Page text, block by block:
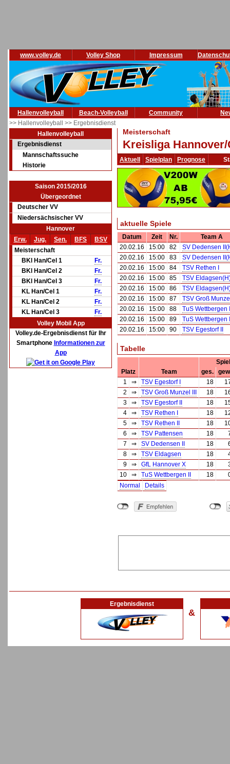
www.volley.de Volley Shop Impressum
Hallenvolleyball Beach-Volleyball Community
>> Hallenvolleyball >> Ergebnisdienst
Hallenvolleyball
Ergebnisdienst
Mannschaftssuche
Historie
Saison 2015/2016
Übergeordnet
Deutscher VV
Niedersächsischer VV
Hannover
Erw.
Jug. Sen. BFS
BSV
Meisterschaft
BKl Han/Cel 1
Fr.
BKl Han/Cel 2
Fr.
BKl Han/Cel 3
Fr.
KL Han/Cel 1
Fr.
KL Han/Cel 2
Fr.
KL Han/Cel 3
Fr.
Volley Mobil App
Volley.de-Ergebnisdienst für Ihr
Smartphone Informationen zur
App
Meisterschaft
Kreisliga Hannover/
Aktuell Spielplan Prognose
aktuelle Spiele
Datum Zeit Nr.
Team A
20.02.16
15:00 82
SV Dedensen
20.02.16
15:00 83
SV Dedensen
20.02.16
15:00 84
TSV Rethen I
20.02.16
15:00 85
TSV
20.02.16
15:00 86
TSV
20.02.16
15:00 87
TSV Groß
20.02.16
15:00 88
TuS Wettbergen
20.02.16
15:00 89
TuS Wettbergen
20.02.16
15:00 90 TSV Egestorf II
Tabelle
Platz
Team ges.
1
⇒ TSV Egestorf I 18
2
⇒ TSV Groß Munzel III 18
3
⇒ TSV Egestorf II 18
4
⇒ TSV Rethen I 18
5
⇒ TSV Rethen II 18
6
⇒ TSV Pattensen 18
7
⇒ SV Dedensen II 18
8
⇒ TSV Eldagsen 18
9
⇒ GfL Hannover X 18
10
⇒ TuS Wettbergen II 18
Normal
Details
Ergebnisdienst
&